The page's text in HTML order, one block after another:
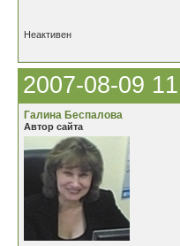
Неактивен
2007-08-09
Галина Беспалова
Автор сайта